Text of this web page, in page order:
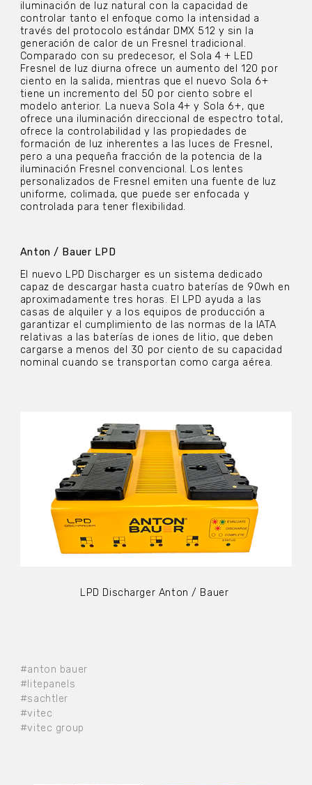
#anton bauer
#litepanels
#sachtler
#vitec
#vitec group
iluminación de luz natural con la capacidad de
controlar tanto el enfoque como la intensidad a
través del protocolo estándar DMX 512 y sin la
generación de calor de un Fresnel tradicional.
Comparado con su predecesor, el Sola 4 + LED
Fresnel de luz diurna ofrece un aumento del 120 por
ciento en la salida, mientras que el nuevo Sola 6+
tiene un incremento del 50 por ciento sobre el
modelo anterior. La nueva Sola 4+ y Sola 6+, que
ofrece una iluminación direccional de espectro total,
ofrece la controlabilidad y las propiedades de
formación de luz inherentes a las luces de Fresnel,
pero a una pequeña fracción de la potencia de la
iluminación Fresnel convencional. Los lentes
personalizados de Fresnel emiten una fuente de luz
uniforme, colimada, que puede ser enfocada y
controlada para tener flexibilidad.
Anton / Bauer LPD
El nuevo LPD Discharger es un sistema dedicado
capaz de descargar hasta cuatro baterías de 90wh en
aproximadamente tres horas. El LPD ayuda a las
casas de alquiler y a los equipos de producción a
garantizar el cumplimiento de las normas de la IATA
relativas a las baterías de iones de litio, que deben
cargarse a menos del 30 por ciento de su capacidad
nominal cuando se transportan como carga aérea.
LPD Discharger Anton / Bauer